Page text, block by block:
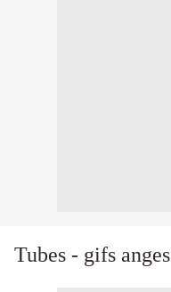
Tubes - gifs anges